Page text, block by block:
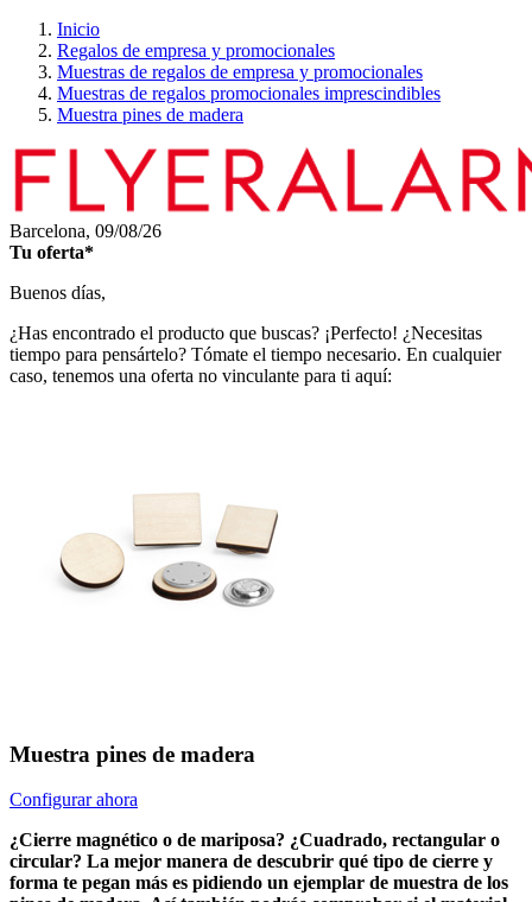
Inicio
Regalos de empresa y promocionales
Muestras de regalos de empresa y promocionales
Muestras de regalos promocionales imprescindibles
Muestra pines de madera
Barcelona, 09/08/26
Tu oferta*
Buenos días,
¿Has encontrado el producto que buscas? ¡Perfecto! ¿Necesitas
tiempo para pensártelo? Tómate el tiempo necesario. En cualquier
caso, tenemos una oferta no vinculante para ti aquí:
Muestra pines de madera
Configurar ahora
¿Cierre magnético o de mariposa? ¿Cuadrado, rectangular o
circular? La mejor manera de descubrir qué tipo de cierre y
forma te pegan más es pidiendo un ejemplar de muestra de los